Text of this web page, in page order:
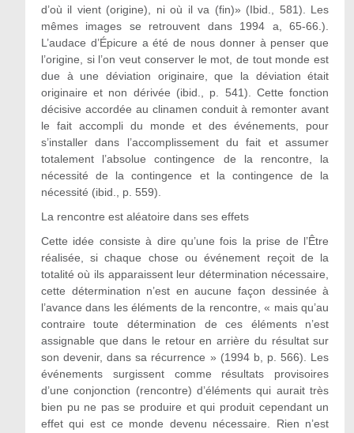
d’où il vient (origine), ni où il va (fin)» (Ibid., 581). Les
mêmes images se retrouvent dans 1994 a, 65-66.).
L’audace d’Épicure a été de nous donner à penser que
l’origine, si l’on veut conserver le mot, de tout monde est
due à une déviation originaire, que la déviation était
originaire et non dérivée (ibid., p. 541). Cette fonction
décisive accordée au clinamen conduit à remonter avant
le fait accompli du monde et des événements, pour
s’installer dans l’accomplissement du fait et assumer
totalement l’absolue contingence de la rencontre, la
nécessité de la contingence et la contingence de la
nécessité (ibid., p. 559).
La rencontre est aléatoire dans ses effets
Cette idée consiste à dire qu’une fois la prise de l’Être
réalisée, si chaque chose ou événement reçoit de la
totalité où ils apparaissent leur détermination nécessaire,
cette détermination n’est en aucune façon dessinée à
l’avance dans les éléments de la rencontre, « mais qu’au
contraire toute détermination de ces éléments n’est
assignable que dans le retour en arrière du résultat sur
son devenir, dans sa récurrence » (1994 b, p. 566). Les
événements surgissent comme résultats provisoires
d’une conjonction (rencontre) d’éléments qui aurait très
bien pu ne pas se produire et qui produit cependant un
effet qui est ce monde devenu nécessaire. Rien n’est